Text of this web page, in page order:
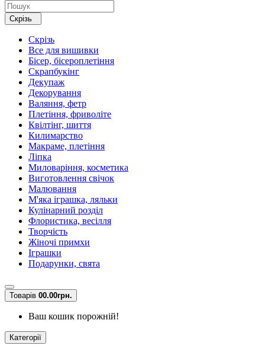
Скрізь
Скрізь
Все для вишивки
Бісер, бісероплетіння
Скрапбукінг
Декупаж
Декорування
Валяння, фетр
Плетіння, фриволіте
Квілтінг, шиття
Килимарство
Макраме, плетіння
Ліпка
Миловаріння, косметика
Виготовлення свічок
Малювання
М'яка іграшка, ляльки
Кулінарний розділ
Флористика, весілля
Творчість
Жіночі примхи
Іграшки
Подарунки, свята
Товарів 00.00грн.
Ваш кошик порожній!
Категорії